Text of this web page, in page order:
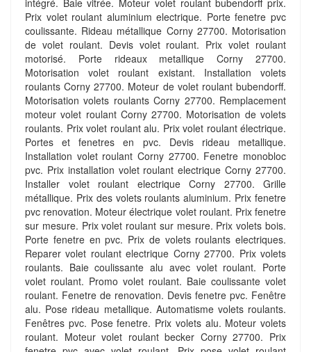
intégré. Baie vitrée. Moteur volet roulant bubendorff prix.
Prix volet roulant aluminium electrique. Porte fenetre pvc
coulissante. Rideau métallique Corny 27700. Motorisation
de volet roulant. Devis volet roulant. Prix volet roulant
motorisé. Porte rideaux metallique Corny 27700.
Motorisation volet roulant existant. Installation volets
roulants Corny 27700. Moteur de volet roulant bubendorff.
Motorisation volets roulants Corny 27700. Remplacement
moteur volet roulant Corny 27700. Motorisation de volets
roulants. Prix volet roulant alu. Prix volet roulant électrique.
Portes et fenetres en pvc. Devis rideau metallique.
Installation volet roulant Corny 27700. Fenetre monobloc
pvc. Prix installation volet roulant electrique Corny 27700.
Installer volet roulant electrique Corny 27700. Grille
métallique. Prix des volets roulants aluminium. Prix fenetre
pvc renovation. Moteur électrique volet roulant. Prix fenetre
sur mesure. Prix volet roulant sur mesure. Prix volets bois.
Porte fenetre en pvc. Prix de volets roulants electriques.
Reparer volet roulant electrique Corny 27700. Prix volets
roulants. Baie coulissante alu avec volet roulant. Porte
volet roulant. Promo volet roulant. Baie coulissante volet
roulant. Fenetre de renovation. Devis fenetre pvc. Fenêtre
alu. Pose rideau metallique. Automatisme volets roulants.
Fenêtres pvc. Pose fenetre. Prix volets alu. Moteur volets
roulant. Moteur volet roulant becker Corny 27700. Prix